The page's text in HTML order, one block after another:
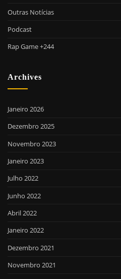
Outras Notícias
Podcast
Rap Game +244
Archives
Janeiro 2026
Dezembro 2025
Novembro 2023
Janeiro 2023
Julho 2022
Junho 2022
Abril 2022
Janeiro 2022
Dezembro 2021
Novembro 2021